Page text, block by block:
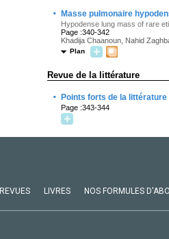
· Masse pulmonaire
Hypodense lung mass of rare
Page :340-342
Khadija Chaanoun, Nahid
Plan
Revue de la littérature
· Points forts de la littérature
Page :343-344
REVUES LIVRES NOS FORMULES